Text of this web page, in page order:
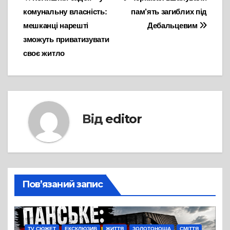
записів
пам’ять загиблих під
Дебальцевим
комунальну власність:
мешканці нарешті
зможуть приватизувати
своє житло
Від editor
Пов’язаний запис
TV СЮЖЕТ ЕКСКЛЮЗИВ ЖИТТЯ ЗОЛОТОНОША СМІТТЯ